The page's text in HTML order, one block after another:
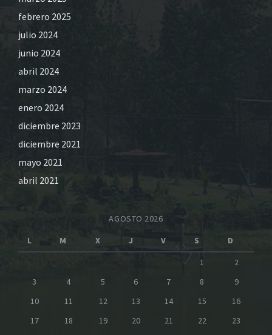
febrero 2025
julio 2024
junio 2024
abril 2024
marzo 2024
enero 2024
diciembre 2023
diciembre 2021
mayo 2021
abril 2021
AGOSTO 2026
L
M X J V S
D
1
2
3
4 5 6 7 8
9
10
11 12 13 14 15
16
17
18 19 20 21 22
23